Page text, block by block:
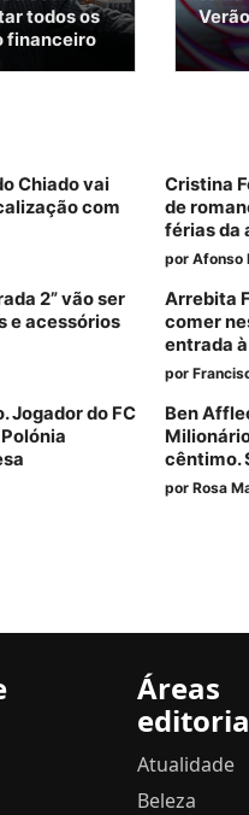
todos os
financeiro
Chiado vai
com
Cristina
de
férias da
por Afonso
2” vão ser
e acessórios
Arrebita
comer
entrada
por
Jogador do FC
Ben
cêntimo.
por Rosa
Áreas
Atualidade
Beleza